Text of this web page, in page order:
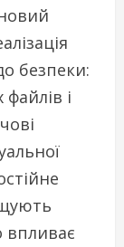
безпеки:
і
впливає